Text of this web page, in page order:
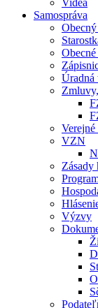
Videá
Samospráva
Obecný
Úradná
Verejné
VZN
Zásady
Výzvy